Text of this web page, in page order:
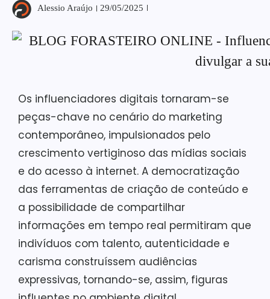
Alessio Araújo 29/05/2025
Os influenciadores digitais tornaram-se
peças-chave no cenário do marketing
contemporâneo, impulsionados pelo
crescimento vertiginoso das mídias sociais
e do acesso à internet. A democratização
das ferramentas de criação de conteúdo e
a possibilidade de compartilhar
informações em tempo real permitiram que
indivíduos com talento, autenticidade e
carisma construíssem audiências
expressivas, tornando-se, assim, figuras